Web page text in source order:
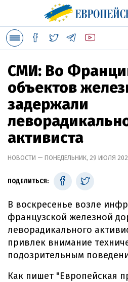
СМИ: Во
объектов
задержали
активиста
НОВОСТИ — ПОНЕДЕЛЬНИК, 29 ИЮЛЯ
ПОДЕЛИТЬСЯ:
В воскресенье возле
французской железной
леворадикального
привлек внимание
подозрительным
Как пишет "Европейская